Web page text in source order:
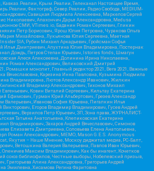
Кавказ.Реалии, Крым.Реалии, Телеканал Настоящее Время,
Фактограф, Север.Реалии, Радио Свобода, MEDIUM-
Савицкая Людмила Алексеевна, Маркелов Сергей
Николаевич, Апахончич Дарья Александровна, Medusa
СМИ, VTimes.io, Баданин Роман Сергеевич, Гликин
Петр Борисович, Ярош Юлия Петровна, Чуракова Ольга
Михайловна, Лукьянова Юлия Сергеевна, Маетная
SIA, Рубин Михаил Аркадьевич, Гройсман Софья
Илья Дмитриевич, Апухтина Юлия Владимировна, Постернак
Дождь, Петров Степан Юрьевич, Istories fonds, Шмагун
Алеся Алексеевна, Долинина Ирина Николаевна,
Роман Александрович, Великовский Дмитрий
Ромашки монолит, Главный редактор 2021, Вега 2021, Важные
Вячеславовна, Карезина Инна Павловна, Кузьмина Людмила
Владимировна, Лютов Александр Иванович, Жилкин
Владимир Александрович, Тихонов Михаил
Евгеньевич, Ковин Виталий Сергеевич, Кильтау Екатерина
Ефимович, Гурман Юрий Альбертович, Грезев Александр
Валерьевич, Иванова София Юрьевна, Пигалкин Илья
Викторович, Егоров Владимир Владимирович, Гусев Андрей
Верзилов Петр Юрьевич, ЗП, Зона права, ЖУРНАЛИСТ-
Татьяна Анатольевна, Клепиковская Екатерина
Владимирович, Захаров Андрей Вячеславович, Симонов
Елизавета Дмитриевна, Соловьева Елена Анатольевна,
Роман Александрович, МЕМО, Mason G.E.S. Anonymous
Якутия – Наше Мнение, Москоу диджитал медиа, РС-Балт,
Ветошкина Валерия Валерьевна, Павлов Иван Юрьевич,
Оленичев Максим Владимирович, Как бы инагент, Кочетков
союз библиофилов, Честные выборы, Нобелевский призыв,
Григорьева Алина Александровна, Григорьев Андрей
Эмилевна, Хисамова Регина Фаритовна